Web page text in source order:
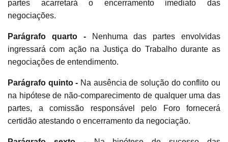
partes acarretará o encerramento imediato das
negociações.
Parágrafo quarto -Nenhuma das partes envolvidas
ingressará com ação na Justiça do Trabalho durante as
negociações de entendimento.
Parágrafo quinto - Na ausência de solução do conflito ou
na hipótese de não-comparecimento de qualquer uma das
partes, a comissão responsável pelo Foro fornecerá
certidão atestando o encerramento da negociação.